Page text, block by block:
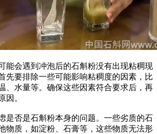
能会遇到冲泡后的石斛粉没有出现粘稠现
先要排除一些可能影响粘稠度的因素，比
、水量等。确保这些因素符合要求后，再
因。
是否是石斛粉本身的问题。一些劣质的石
物质，如淀粉、石膏等，这些物质无法形